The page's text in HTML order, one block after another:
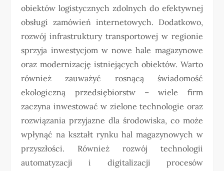
obiektów logistycznych zdolnych do efektywnej
obsługi zamówień internetowych. Dodatkowo,
rozwój infrastruktury transportowej w regionie
sprzyja inwestycjom w nowe hale magazynowe
oraz modernizację istniejących obiektów. Warto
również zauważyć rosnącą świadomość
ekologiczną przedsiębiorstw – wiele firm
zaczyna inwestować w zielone technologie oraz
rozwiązania przyjazne dla środowiska, co może
wpłynąć na kształt rynku hal magazynowych w
przyszłości. Również rozwój technologii
automatyzacji i digitalizacji procesów